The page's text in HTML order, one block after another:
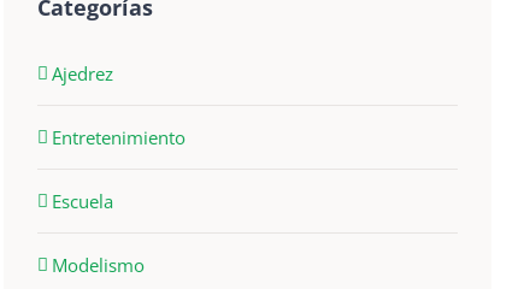
Categorías
Ajedrez
Entretenimiento
Escuela
Modelismo